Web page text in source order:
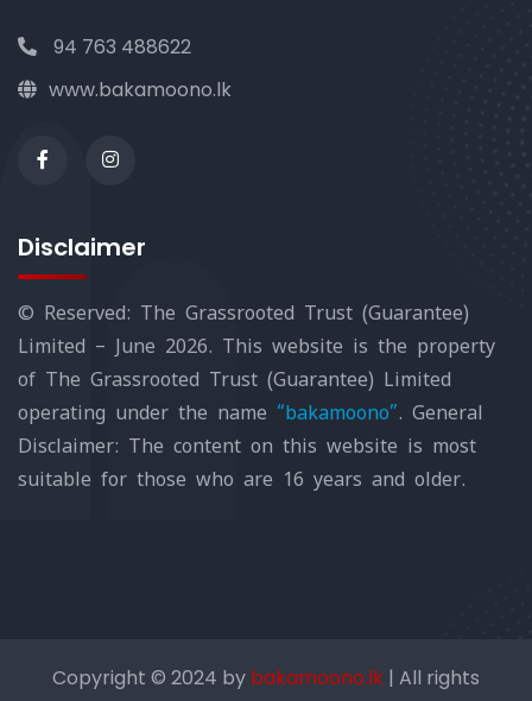
94 763 488622
www.bakamoono.lk
Disclaimer
© Reserved: The Grassrooted Trust (Guarantee)
Limited – June 2026. This website is the property
of The Grassrooted Trust (Guarantee) Limited
operating under the name “bakamoono”. General
Disclaimer: The content on this website is most
suitable for those who are 16 years and older.
Copyright © 2024 by bakamoono.lk | All rights